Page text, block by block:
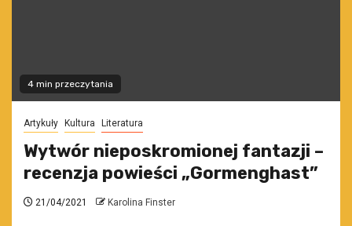
4 min przeczytania
Artykuły Kultura Literatura
Wytwór nieposkromionej fantazji –
recenzja powieści „Gormenghast”
21/04/2021 Karolina Finster